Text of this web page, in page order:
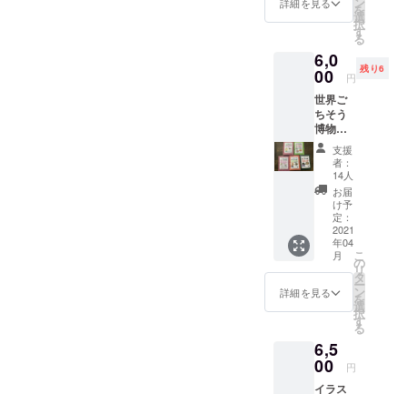
⑤ハリ
ラスー
プ（送
料込）
（レン
ズ豆の
ヘル
シー
スー
プ）モ
ロッコ
ルと牛
肉のト
チュー
）ケニ
ア ②ス
カール
（ひき
肉と
じゃが
いもの
炒め
物） ③
鶏肉の
バスク
煮込み
（スペ
イン）
④アド
ボ（鶏
フィリ
ピン ⑤
トリッ
を
選
択
す
る
6,0
00 円
残り6
世界ご
ちそう
博物
館！激
選！世
界珍食
材シ
リーズ
★ユー
チュー
バーで
話題に
なりま
した！
・ワニ
のココ
カレー
（マ
レーシ
ア） ・
支援
者：
14人
お届
け予
定：
2021
年04
月
詳細を見る
こ
の
リ
タ
ー
ン
を
選
択
す
る
6,5
00 円
イラス